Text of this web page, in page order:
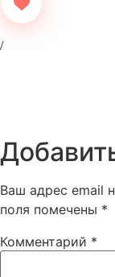
Ваш адрес email
поля помечены *
Комментарий *